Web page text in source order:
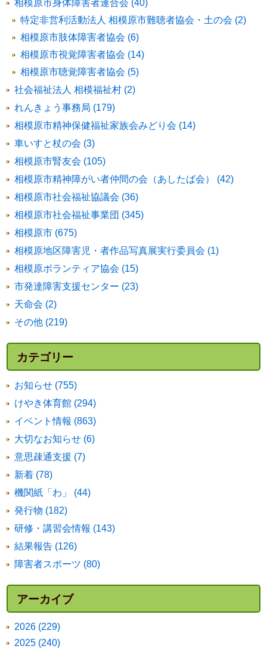
相模原市身体障害者連合会 (40)
特定非営利活動法人 相模原市難聴者協会・土の会 (2)
相模原市肢体障害者協会 (6)
相模原市視覚障害者協会 (14)
相模原市聴覚障害者協会 (5)
社会福祉法人 相模福祉村 (2)
れんきょう事務局 (179)
相模原市精神保健福祉家族会みどり会 (14)
車いすと杖の会 (3)
相模原市腎友会 (105)
相模原市精神障がい者仲間の会（あしたば会） (42)
相模原市社会福祉協議会 (36)
相模原市社会福祉事業団 (345)
相模原市 (675)
相模原地区障害児・者作品写真展実行委員会 (1)
相模原ボランティア協会 (15)
市発達障害支援センター (23)
天命会 (2)
その他 (219)
カテゴリー
お知らせ (755)
けやき体育館 (294)
イベント情報 (863)
大切なお知らせ (6)
意思疎通支援 (7)
新着 (78)
機関紙「わ」 (44)
発行物 (182)
研修・講習会情報 (143)
結果報告 (126)
障害者スポーツ (80)
アーカイブ
2026 (229)
2025 (240)